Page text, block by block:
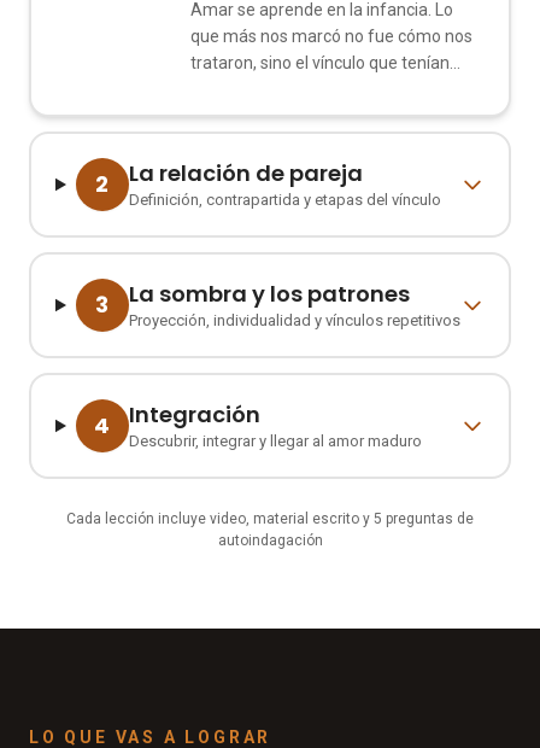
Amar se aprende en la infancia. Lo
que más nos marcó no fue cómo nos
trataron, sino el vínculo que tenían
2 La relación de pareja
Definición, contrapartida y etapas del vínculo
3 La sombra y los patrones
Proyección, individualidad y vínculos repetitivos
4 Integración
Descubrir, integrar y llegar al amor maduro
Cada lección incluye video, material escrito y 5 preguntas de
autoindagación
LO QUE VAS A LOGRAR